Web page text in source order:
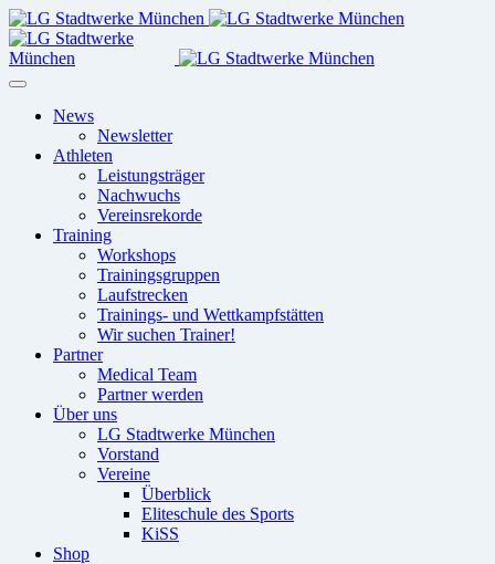
News
Newsletter
Athleten
Leistungsträger
Nachwuchs
Vereinsrekorde
Training
Workshops
Trainingsgruppen
Laufstrecken
Trainings- und Wettkampfstätten
Wir suchen Trainer!
Partner
Medical Team
Partner werden
Über uns
LG Stadtwerke München
Vorstand
Vereine
Überblick
Eliteschule des Sports
KiSS
Shop